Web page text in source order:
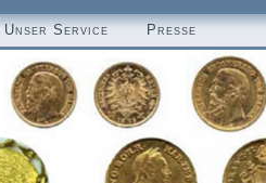
Unser Service Presse